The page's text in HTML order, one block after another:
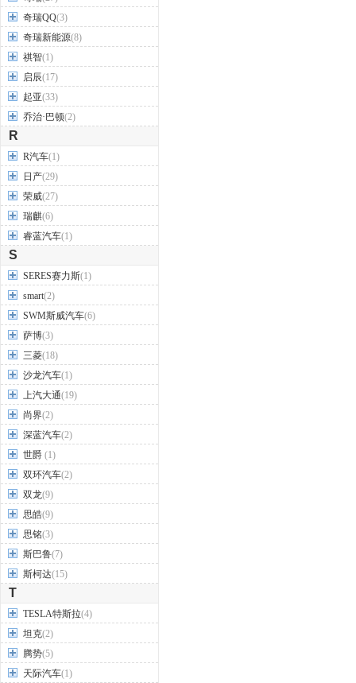
奇瑞QQ(3)
奇瑞新能源(8)
祺智(1)
启辰(17)
起亚(33)
乔治·巴顿(2)
R
R汽车(1)
日产(29)
荣威(27)
瑞麒(6)
睿蓝汽车(1)
S
SERES赛力斯(1)
smart(2)
SWM斯威汽车(6)
萨博(3)
三菱(18)
沙龙汽车(1)
上汽大通(19)
尚界(2)
深蓝汽车(2)
世爵 (1)
双环汽车(2)
双龙(9)
思皓(9)
思铭(3)
斯巴鲁(7)
斯柯达(15)
T
TESLA特斯拉(4)
坦克(2)
腾势(5)
天际汽车(1)